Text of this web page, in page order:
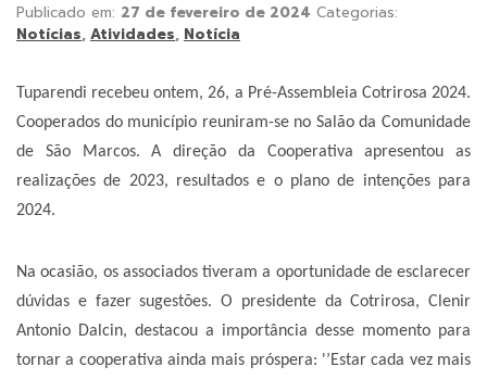
Publicado em: 27 de fevereiro de 2024 Categorias:
Notícias, Atividades, Notícia
Tuparendi recebeu ontem, 26, a Pré-Assembleia Cotrirosa 2024.
Cooperados do município reuniram-se no Salão da Comunidade
de São Marcos. A direção da Cooperativa apresentou as
realizações de 2023, resultados e o plano de intenções para
2024.
Na ocasião, os associados tiveram a oportunidade de esclarecer
dúvidas e fazer sugestões. O presidente da Cotrirosa, Clenir
Antonio Dalcin, destacou a importância desse momento para
tornar a cooperativa ainda mais próspera: '’Estar cada vez mais